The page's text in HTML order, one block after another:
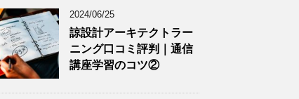
2024/06/25
諒設計アーキテクトラー
ニング口コミ評判｜通信
講座学習のコツ②